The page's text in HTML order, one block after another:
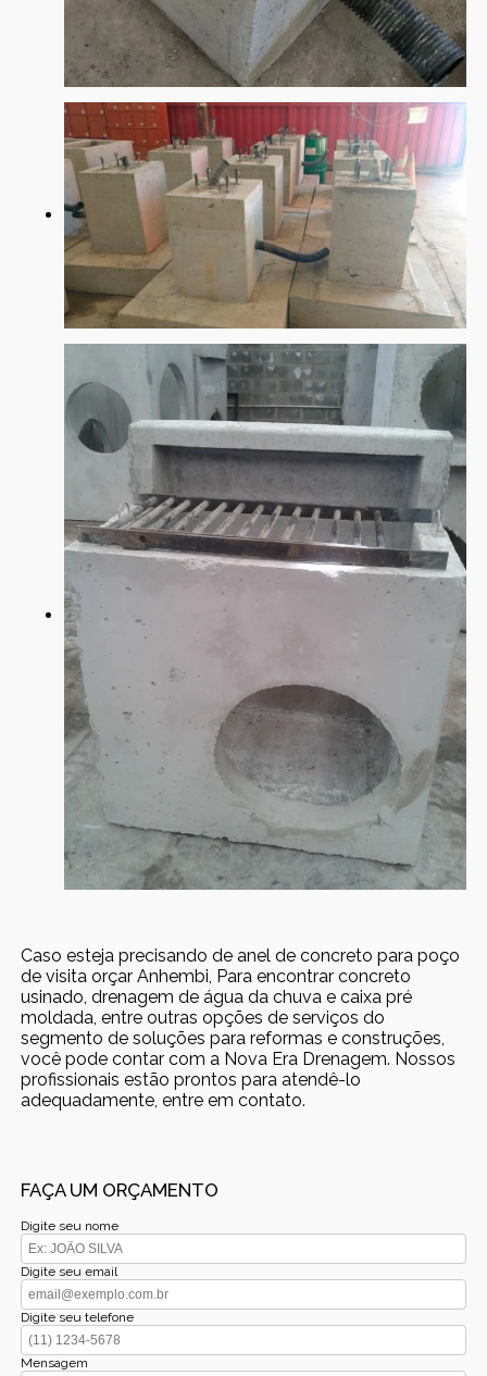
Caso esteja precisando de anel de concreto para poço
de visita orçar Anhembi, Para encontrar concreto
usinado, drenagem de água da chuva e caixa pré
moldada, entre outras opções de serviços do
segmento de soluções para reformas e construções,
você pode contar com a Nova Era Drenagem. Nossos
profissionais estão prontos para atendê-lo
adequadamente, entre em contato.
FAÇA UM ORÇAMENTO
Digite seu nome
Digite seu email
Digite seu telefone
Mensagem